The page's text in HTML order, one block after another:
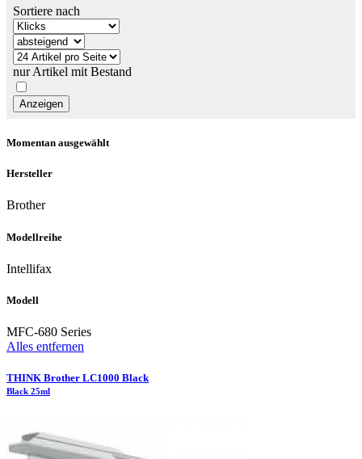
Sortiere nach
nur Artikel mit Bestand
Momentan ausgewählt
Hersteller
Brother
Modellreihe
Intellifax
Modell
MFC-680 Series
Alles entfernen
THINK Brother LC1000 Black
Black 25ml